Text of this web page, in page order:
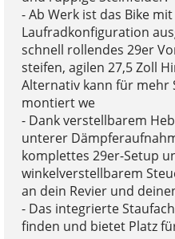
- Ab Werk ist das Bike
Laufradkonfiguration
schnell rollendes 29er
steifen, agilen 27,5 Zoll
Alternativ kann für mehr
montiert we
- Dank verstellbarem
unterer
komplettes 29er-Setup
winkelverstellbarem
an dein Revier und
- Das integrierte
finden und bietet Platz